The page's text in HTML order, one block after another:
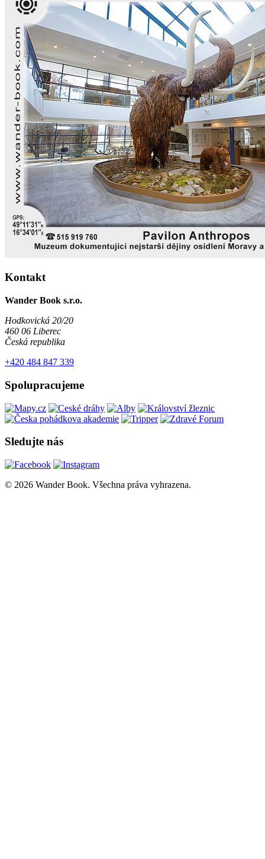
Kontakt
Wander Book s.r.o.
Hodkovická 20/20
460 06 Liberec
Česká republika
+420 484 847 339
Spolupracujeme
Sledujte nás
© 2026 Wander Book. Všechna práva vyhrazena.